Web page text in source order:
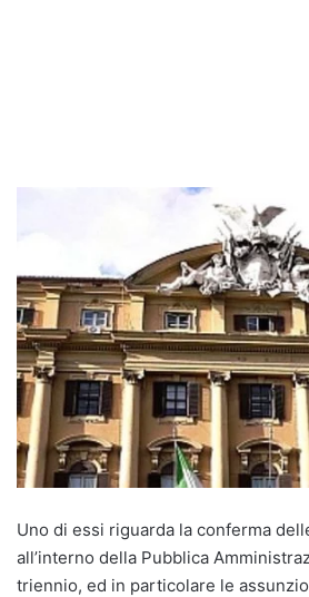
Uno di essi riguarda la conferma
all’interno della Pubblica
triennio, ed in particolare le